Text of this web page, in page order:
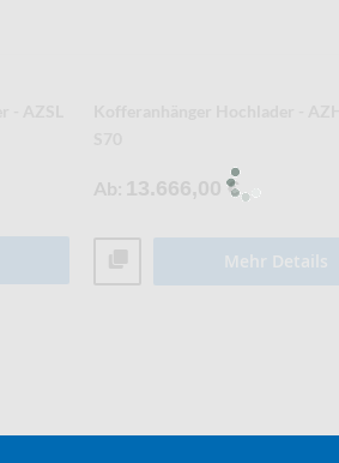
4.593,00 €
Mehr Details